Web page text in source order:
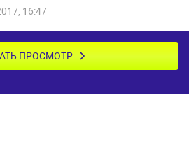
16:47
бывшего
ПРОСМОТР